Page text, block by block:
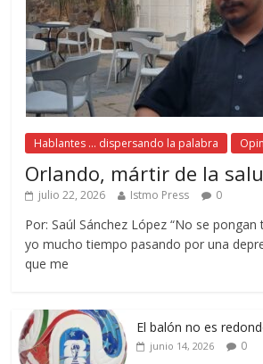
Hablantes ... dispersando la palabra
Orlando, mártir de la
julio 22, 2026 Istmo Press 0
Por: Saúl Sánchez López “No se
yo mucho tiempo pasando por una
que me
El balón no es
junio 14, 2026 0